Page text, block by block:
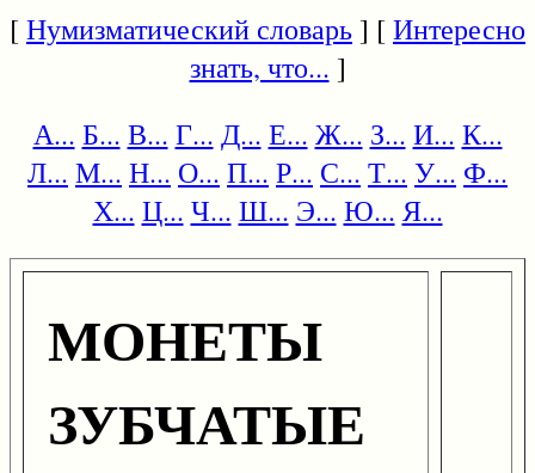
[Нумизматический словарь] [Интересно
знать, что... ]
А... Б... В... Г... Д... Е... Ж... З... И... К...
Л... М... Н... О... П... Р... С... Т... У... Ф...
Х... Ц... Ч... Ш... Э... Ю... Я...
МОНЕТЫ
ЗУБЧАТЫЕ